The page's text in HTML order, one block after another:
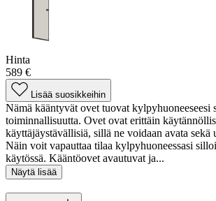
Hinta
589 €
Lisää suosikkeihin
Nämä kääntyvät ovet tuovat kylpyhuoneeseesi
toiminnallisuutta. Ovet ovat erittäin
käyttäjäystävällisiä, sillä ne voidaan avata sekä
Näin voit vapauttaa tilaa kylpyhuoneessasi
käytössä. Kääntöovet avautuvat ja...
Näytä lisää